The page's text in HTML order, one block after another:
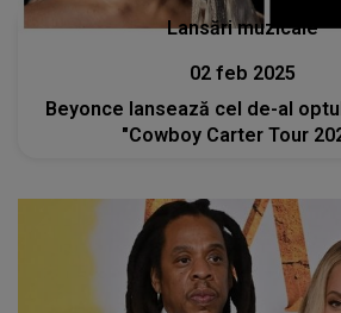
Lansări muzicale
02 feb 2025
Beyonce lansează cel de-al
"Cowboy Carter Tour